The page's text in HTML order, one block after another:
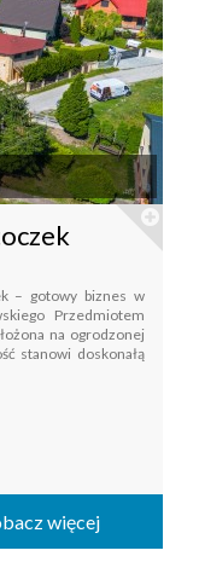
– gotowy biznes w
Przedmiotem
na ogrodzonej
stanowi doskonałą
więcej